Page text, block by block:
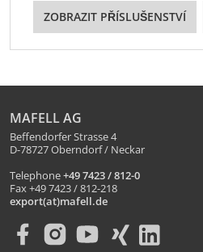
ZOBRAZIT PŘÍSLUŠENSTVÍ
MAFELL AG
Beffendorfer Strasse 4
D-78727 Oberndorf / Neckar
Telephone+49 7423 / 812-0
Fax +49 7423 / 812-218
export(at)mafell.de